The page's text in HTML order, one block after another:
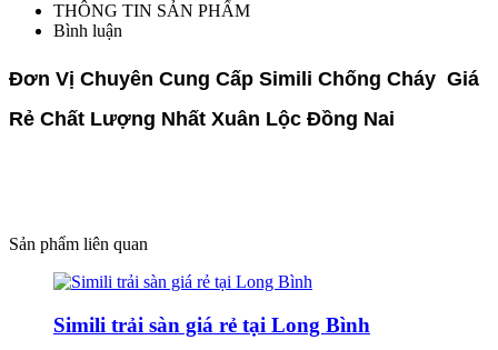
THÔNG TIN SẢN PHẨM
Bình luận
Đơn Vị Chuyên Cung Cấp Simili Chống Cháy Giá
Rẻ Chất Lượng Nhất Xuân Lộc Đồng Nai
Sản phẩm liên quan
Simili trải sàn giá rẻ tại Long Bình